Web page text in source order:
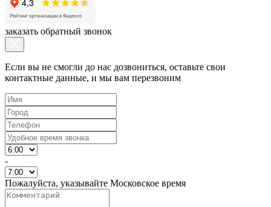
заказать обратный звонок
Если вы не смогли до нас дозвониться, оставьте свои
контактные данные, и мы вам перезвоним
-
Пожалуйста, указывайте Московское время